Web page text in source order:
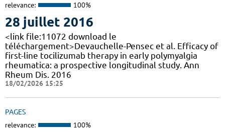
relevance: 100%
28 juillet 2016
<link file:11072 download le
téléchargement>Devauchelle-Pensec et al. Efficacy of
first-line tocilizumab therapy in early polymyalgia
rheumatica: a prospective longitudinal study. Ann
Rheum Dis. 2016
18/02/2026 15:25
PAGES
relevance: 100%